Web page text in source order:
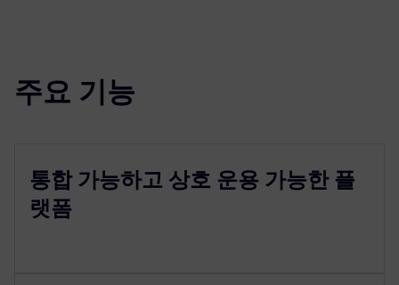
주요 기능
통합 가능하고 상호 운용 가능한 플
랫폼